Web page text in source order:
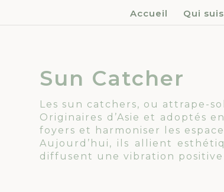
Accueil Qui
Sun Catcher
Les sun catchers, ou attrape-
Originaires d’Asie et adoptés
foyers et harmoniser les
Aujourd’hui, ils allient
diffusent une vibration